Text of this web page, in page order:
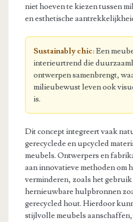
niet hoeven te kiezen tussen
en esthetische
Sustainably chic: Een
interieurtrend die
ontwerpen samenbrengt,
milieubewust leven ook
is.
Dit concept integreert vaak
gerecyclede en upcycled
meubels. Ontwerpers en
aan innovatieve methoden om
verminderen, zoals het gebruik
hernieuwbare hulpbronnen
gerecycled hout. Hierdoor
stijlvolle meubels